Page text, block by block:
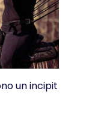
un incipit